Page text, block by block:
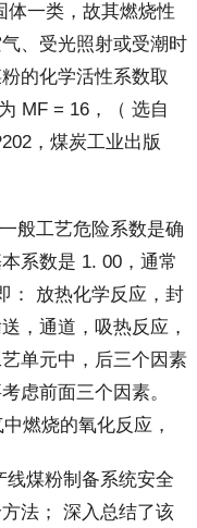
体一类，故其燃烧性
、受光照射或受潮时
的化学活性系数取
MF = 16，（ 选自
，煤炭工业出版
工艺危险系数是确
系数是 1. 00，通常
： 放热化学反应，封
，通道，吸热反应，
单元中，后三个因素
虑前面三个因素。
燃烧的氧化反应，
煤粉制备系统安全
法； 深入总结了该